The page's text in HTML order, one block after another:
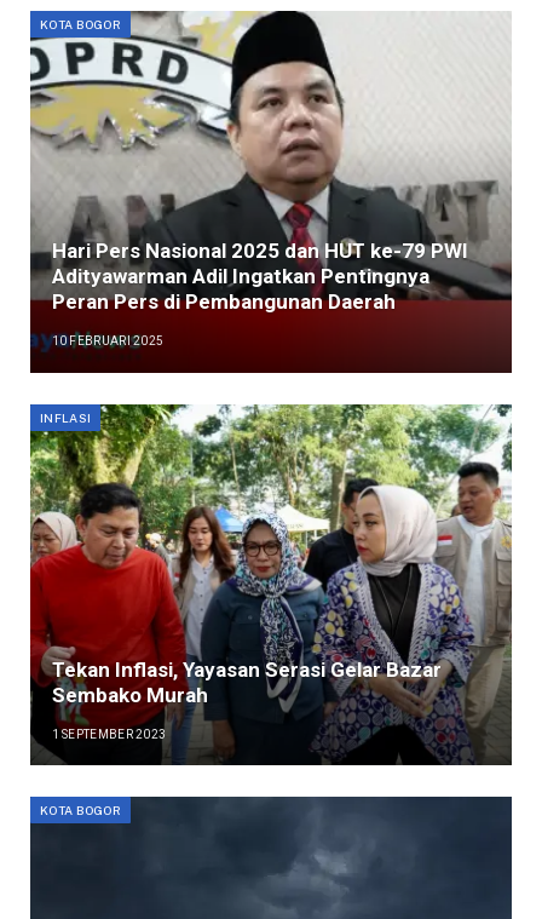
KOTA BOGOR
Hari Pers Nasional 2025 dan HUT ke-79 PWI
Adityawarman Adil Ingatkan Pentingnya
Peran Pers di Pembangunan Daerah
10 FEBRUARI 2025
INFLASI
Tekan Inflasi, Yayasan Serasi Gelar Bazar
Sembako Murah
1 SEPTEMBER 2023
KOTA BOGOR